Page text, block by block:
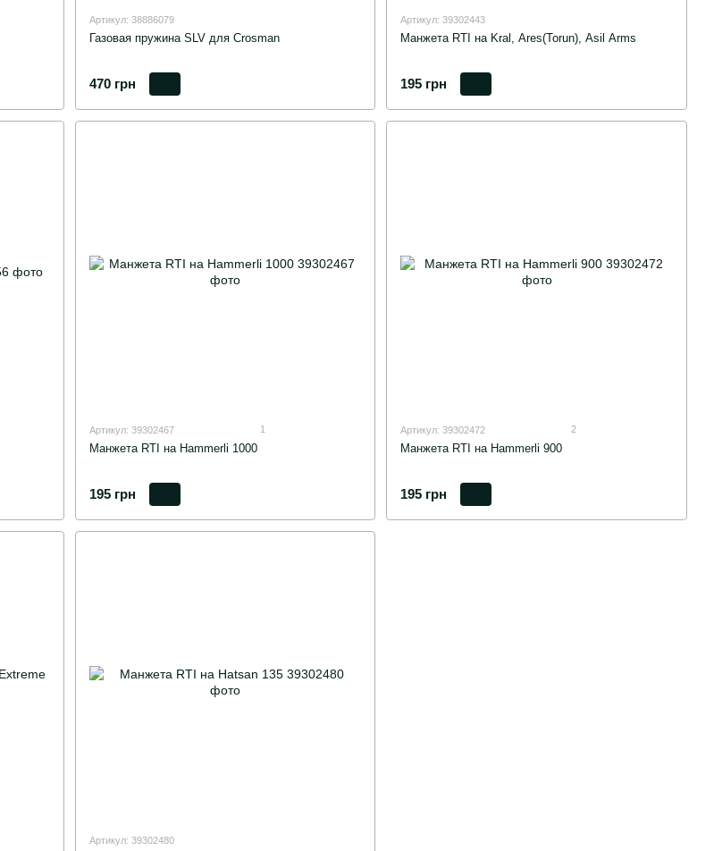
Артикул: 38886079
Газовая пружина SLV для Crosman
470 грн
Артикул: 39302443
Манжета RTI на Kral, Ares(Torun), Asil Arms
195 грн
Артикул: 39302467 1
Манжета RTI на Hammerli 1000
195 грн
Артикул: 39302472 2
Манжета RTI на Hammerli 900
195 грн
Артикул: 39302480